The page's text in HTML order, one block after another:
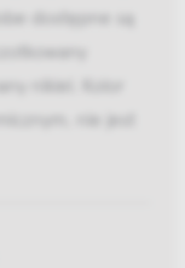
dostępne są
nikiel. Kolor
nie jest